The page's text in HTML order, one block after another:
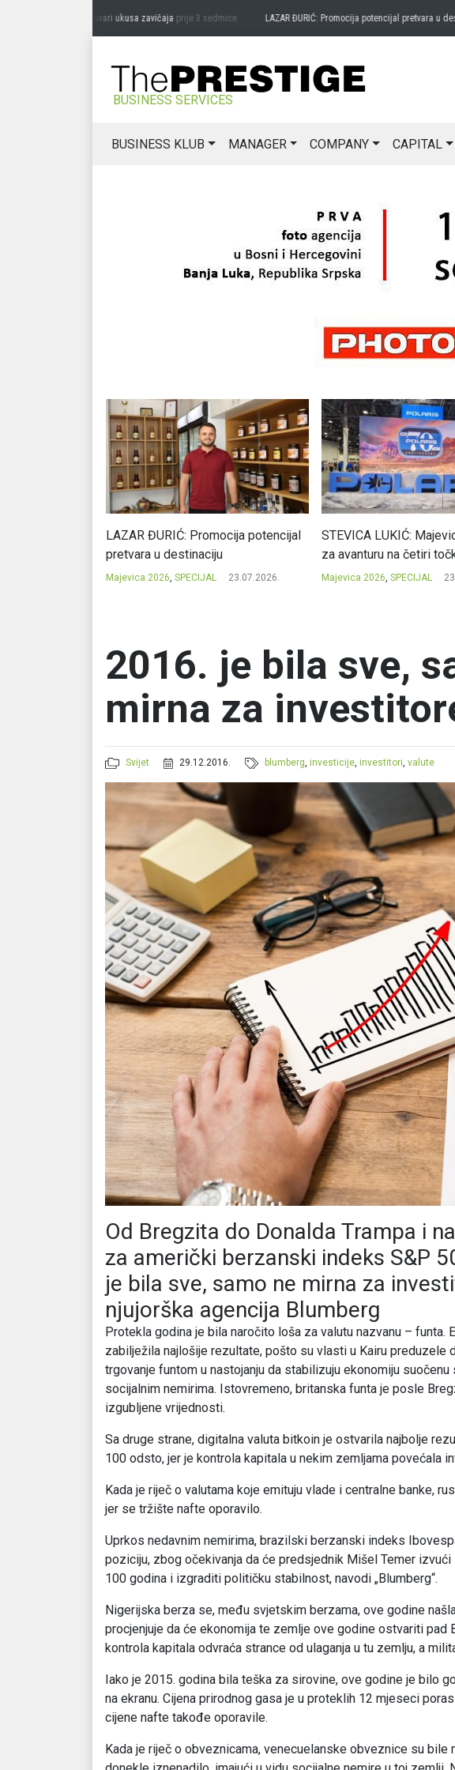
MIĆANOVIĆ: Čuvari ukusa zavičajaprije 3 sedmice LAZAR ĐURIĆ: Promocija potencijal pretvara u
BUSINESS SERVICES
BUSINESS KLUB MANAGER COMPANY CAPITAL
LAZAR ĐURIĆ: Promocija potencijal
pretvara u destinaciju
Majevica 2026, SPECIJAL 23.07.2026.
STEVICA LUKIĆ:
za avanturu na četiri
Majevica 2026, SPECIJAL
2016. je bila sve,
mirna za
Svijet 29.12.2016. blumberg,investicije,investitori,valute
Od Bregzita do Donalda Trampa i
za američki berzanski indeks S&P
je bila sve, samo ne mirna za
njujorška agencija Blumberg
Protekla godina je bila naročito loša za valutu nazvanu – funta.
zabilježila najlošije rezultate, pošto su vlasti u Kairu preduzele
trgovanje funtom u nastojanju da stabilizuju ekonomiju
socijalnim nemirima. Istovremeno, britanska funta je posle
izgubljene vrijednosti.
Sa druge strane, digitalna valuta bitkoin je ostvarila najbolje
100 odsto, jer je kontrola kapitala u nekim zemljama povećala
Kada je riječ o valutama koje emituju vlade i centralne banke,
jer se tržište nafte oporavilo.
Uprkos nedavnim nemirima, brazilski berzanski indeks
poziciju, zbog očekivanja da će predsjednik Mišel Temer
100 godina i izgraditi političku stabilnost, navodi „Blumberg“.
Nigerijska berza se, među svjetskim berzama, ove godine
procjenjuje da će ekonomija te zemlje ove godine ostvariti pad
kontrola kapitala odvraća strance od ulaganja u tu zemlju, a
Iako je 2015. godina bila teška za sirovine, ove godine je bilo
na ekranu. Cijena prirodnog gasa je u proteklih 12 mjeseci
cijene nafte takođe oporavile.
Kada je riječ o obveznicama, venecuelanske obveznice su